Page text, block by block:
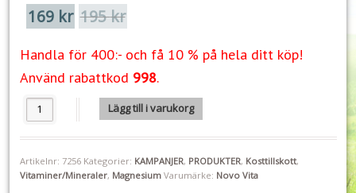
195krDet
ursprungliga
var:
195 kr.
169 kr
Det
nuvarande
är:
169 kr.
Handla för 400:- och få 10 % på hela ditt köp!
Använd rabattkod 998.
Magnesium GLY-MAL 120 kap Novo Vita mängd
Lägg till i varukorg
Artikelnr: 7256 Kategorier: KAMPANJER, PRODUKTER, Kosttillskott,
Vitaminer/Mineraler, Magnesium Varumärke: Novo Vita